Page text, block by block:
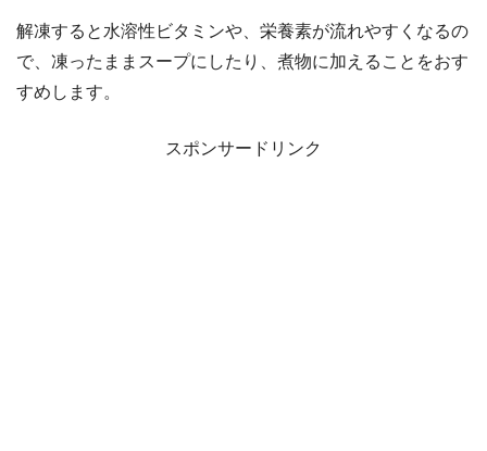
解凍すると水溶性ビタミンや、栄養素が流れやすくなるの
で、凍ったままスープにしたり、煮物に加えることをおす
すめします。
スポンサードリンク